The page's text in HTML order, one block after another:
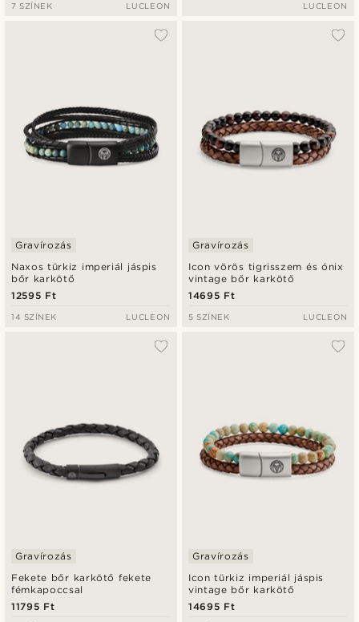
7 SZÍNEK LUCLEON LUCLEON
Naxos türkiz imperiál jáspis
bőr karkötő
Gravírozás
12595 Ft
14 SZÍNEK LUCLEON
Icon vörös tigrisszem és ónix
vintage bőr karkötő
Gravírozás
14695 Ft
5 SZÍNEK LUCLEON
Fekete bőr karkötő fekete
fémkapoccsal
Gravírozás
11795 Ft
Icon türkiz imperiál jáspis
vintage bőr karkötő
Gravírozás
14695 Ft